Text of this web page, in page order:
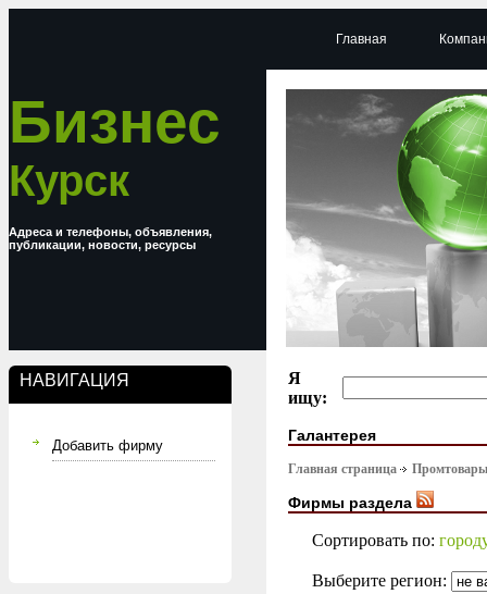
Бизнес
Курск
Адреса и телефоны, объявления,
публикации, новости, ресурсы
НАВИГАЦИЯ
Добавить фирму
Главная
Я
ищу:
Галантерея
Главная страница Промтовары
Фирмы раздела
Сортировать по:
Выберите регион: